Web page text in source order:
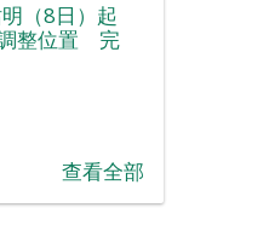
（8日）起
整位置 完
查看全部